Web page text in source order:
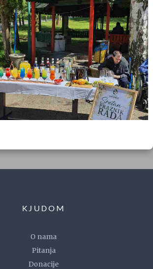
KJUDOM
O nama
Pitanja
Donacije